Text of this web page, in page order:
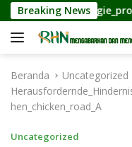
a
Breaking News
Beranda
Uncategorized
hen_chicken_road_A
Uncategorized